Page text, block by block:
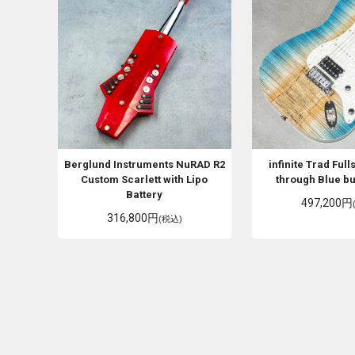
Berglund Instruments NuRAD R2
Custom Scarlett with Lipo
Battery
316,800円(税込)
infiniteTrad
through Blue
497,200円